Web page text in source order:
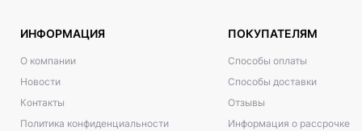
ИНФОРМАЦИЯ
О компании
Новости
Контакты
Политика конфиденциальности
ПОКУПАТЕЛЯМ
Способы оплаты
Способы доставки
Отзывы
Информация о рассрочке